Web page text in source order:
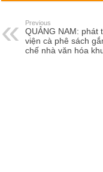
Previous
QUẢNG NAM: phát
viện cà phê sách
chế nhà văn hóa